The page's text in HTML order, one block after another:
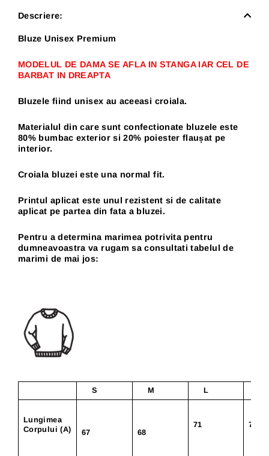
Descriere:
Bluze Unisex Premium
MODELUL DE DAMA SE AFLA IN STANGA IAR CEL DE
BARBAT IN DREAPTA
Bluzele fiind unisex au aceeasi croiala.
Materialul din care sunt confectionate bluzele este
80% bumbac exterior si 20% poiester flaușat pe
interior.
Croiala bluzei este una normal fit.
Printul aplicat este unul rezistent si de calitate
aplicat pe partea din fata a bluzei.
Pentru a determina marimea potrivita pentru
dumneavoastra va rugam sa consultati tabelul de
marimi de mai jos:
S M L
Lungimea
Corpului (A)
67 68
71 74